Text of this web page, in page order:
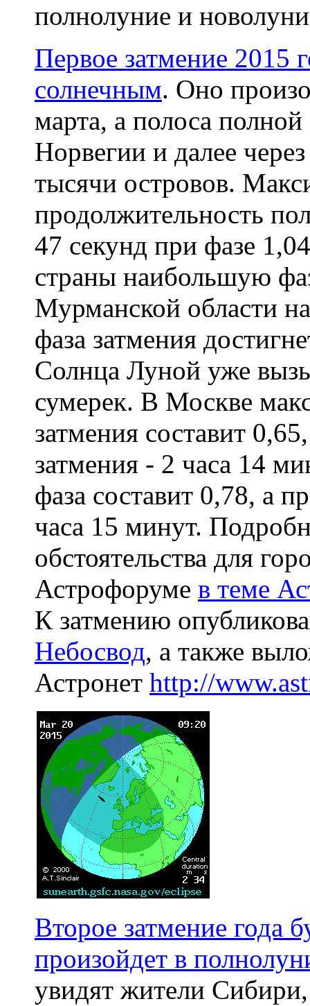
полнолуние и
Первое затмение 2015
солнечным. Оно
марта, а полоса
Норвегии и далее
тысячи островов.
продолжительность
47 секунд при фазе
страны наибольшую
Мурманской области
фаза затмения
Солнца Луной уже
сумерек. В Москве
затмения составит
затмения - 2 часа 14
фаза составит 0,78, а
часа 15 минут.
обстоятельства для
Астрофоруме в теме
К затмению
Небосвод, а также
Астронет http://
Второе затмение года
произойдет в
увидят жители